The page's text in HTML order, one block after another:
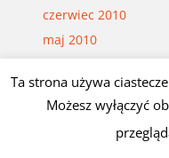
czerwiec 2010
maj 2010
marzec 2010
luty 2010
styczeń 2010
Ta strona używa
Możesz wyłączyć